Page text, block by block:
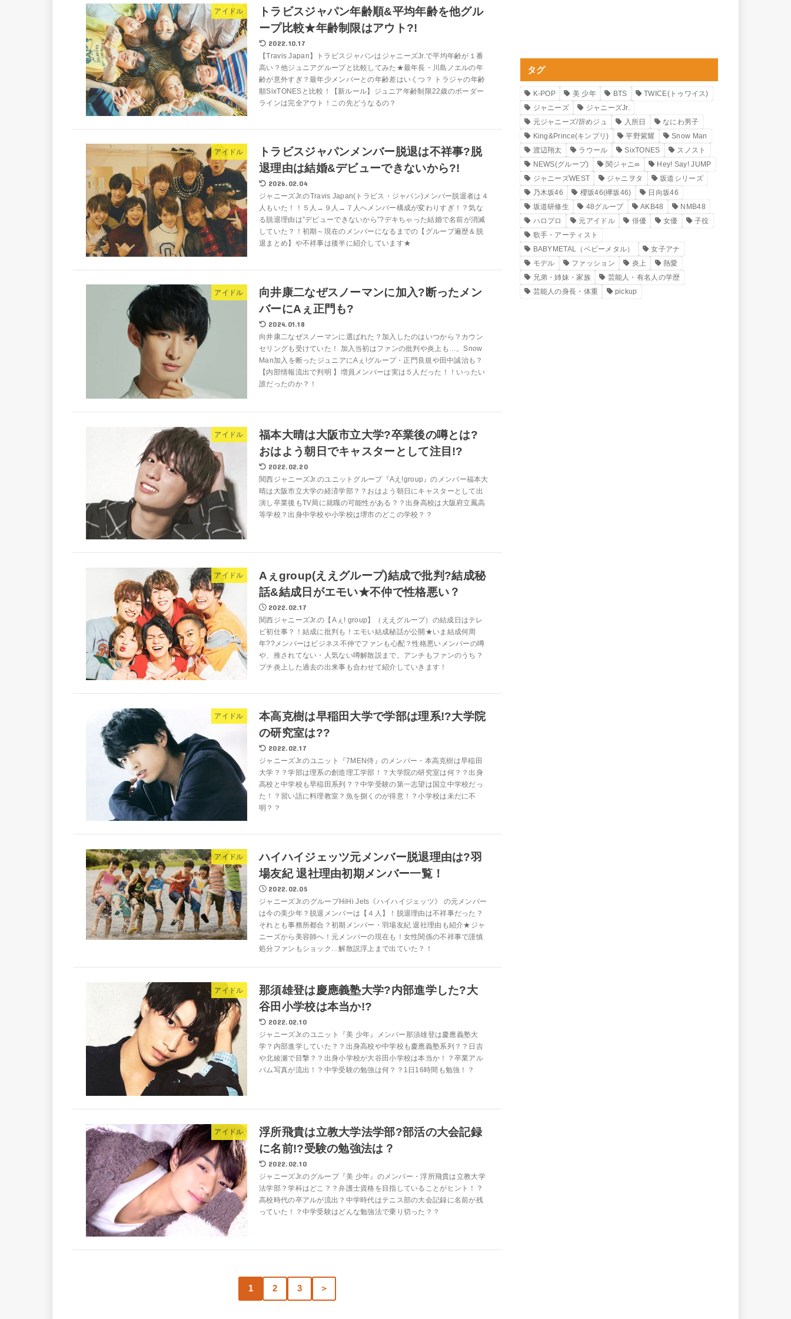
アイドル
トラビスジャパン年齢順&平均年齢を他グル
ープ比較★年齢制限はアウト?!
2022.10.17
【Travis Japan】トラビスジャパンはジャニーズJr.で平均年齢が１番
高い？他ジュニアグループと比較してみた★最年長・川島ノエルの年
齢が意外すぎ？最年少メンバーとの年齢差はいくつ？ トラジャの年齢
順SixTONESと比較！【新ルール】ジュニア年齢制限22歳のボーダー
ラインは完全アウト！この先どうなるの？
アイドル
トラビスジャパンメンバー脱退は不祥事?脱
退理由は結婚&デビューできないから?!
2026.02.04
ジャニーズJr.のTravis Japan(トラビス・ジャパン)メンバー脱退者は４
人もいた！！５人→９人→７人へメンバー構成が変わりすぎ！？気な
る脱退理由は”デビューできないから”?デキちゃった結婚で名前が消滅
していた？！初期～現在のメンバーになるまでの【グループ遍歴＆脱
退まとめ】や不祥事は後半に紹介しています★
アイドル
向井康二なぜスノーマンに加入?断ったメン
バーにAぇ正門も?
2024.01.18
向井康二なぜスノーマンに選ばれた？加入したのはいつから？カウン
セリングも受けていた！ 加入当初はファンの批判や炎上も…。Snow
Man加入を断ったジュニアにAぇ!グループ・正門良規や田中誠治も？
【内部情報流出で判明 】増員メンバーは実は５人だった！！いったい
誰だったのか？！
アイドル
福本大晴は大阪市立大学?卒業後の噂とは?
おはよう朝日でキャスターとして注目!?
2022.02.20
関西ジャニーズJr.のユニットグループ『Aえ!group』のメンバー福本大
晴は大阪市立大学の経済学部？？おはよう朝日にキャスターとして出
演し卒業後もTV局に就職の可能性がある？？出身高校は大阪府立鳳高
等学校？出身中学校や小学校は堺市のどこの学校？？
アイドル
Aぇgroup(ええグループ)結成で批判?結成秘
話&結成日がエモい★不仲で性格悪い？
2022.02.17
関西ジャニーズJr.の【Aぇ! group】（ええグループ）の結成日はテレ
ビ初仕事？！結成に批判も！エモい結成秘話が公開★いま結成何周
年??メンバーはビジネス不仲でファンも心配？性格悪いメンバーの噂
や、推されてない・人気ない噂解散説まで。アンチもファンのうち？
プチ炎上した過去の出来事も合わせて紹介していきます！
アイドル
本高克樹は早稲田大学で学部は理系!?大学院
の研究室は??
2022.02.17
ジャニーズJr.のユニット『7MEN侍』のメンバー・本高克樹は早稲田
大学？？学部は理系の創造理工学部！？大学院の研究室は何？？出身
高校と中学校も早稲田系列？？中学受験の第一志望は国立中学校だっ
た！？習い語に料理教室？魚を捌くのが得意！？小学校は未だに不
明？？
アイドル
ハイハイジェッツ元メンバー脱退理由は?羽
場友紀 退社理由初期メンバー一覧！
2022.02.05
ジャニーズJr.のグループHiHi Jets《ハイハイジェッツ》 の元メンバー
は今の美少年？脱退メンバーは【４人】！脱退理由は不祥事だった？
それとも事務所都合？初期メンバー・羽場友紀 退社理由も紹介★ジャ
ニーズから美容師へ！元メンバーの現在も！女性関係の不祥事で謹慎
処分ファンもショック…解散説浮上まで出ていた？！
アイドル
那須雄登は慶應義塾大学?内部進学した?大
谷田小学校は本当か!?
2022.02.10
ジャニーズJr.のユニット『美 少年』メンバー那須雄登は慶應義塾大
学？内部進学していた？？出身高校や中学校も慶應義塾系列？？日吉
や北綾瀬で目撃？？出身小学校が大谷田小学校は本当か！？卒業アル
バム写真が流出！？中学受験の勉強は何？？1日16時間も勉強！？
アイドル
浮所飛貴は立教大学法学部?部活の大会記録
に名前!?受験の勉強法は？
2022.02.10
ジャニーズJr.のグループ『美 少年』のメンバー・浮所飛貴は立教大学
法学部？学科はどこ？？弁護士資格を目指していることがヒント！？
高校時代の卒アルが流出？中学時代はテニス部の大会記録に名前が残
っていた！？中学受験はどんな勉強法で乗り切った？？
1 2 3 ＞
タグ
K-POP 美 少年 BTS
TWICE(トゥワイス)
ジャニーズ
ジャニーズJr.
元ジャニーズ/辞めジュ
入所日
なにわ男子
King&Prince(キンプリ)
平野紫耀
Snow Man
渡辺翔太
ラウール SixTONES
スノスト
NEWS(グループ)
関ジャニ∞
Hey! Say! JUMP
ジャニーズWEST
ジャニヲタ
坂道シリーズ
乃木坂46
櫻坂46(欅坂46)
日向坂46
坂道研修生
48グループ AKB48
NMB48
ハロプロ
元アイドル 俳優 女優
子役
歌手・アーティスト
BABYMETAL（ベビーメタル）
女子アナ
モデル
ファッション 炎上
熱愛
兄弟・姉妹・家族
芸能人・有名人の学歴
芸能人の身長・体重
pickup